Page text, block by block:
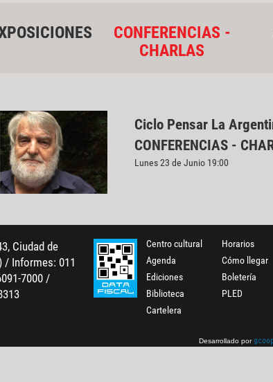
CONFERENCIAS -
CHARLAS
Ciclo Pensar La
CONFERENCIAS -
Lunes 23 de Junio 19:00
Ciudad de
/ Informes: 011
7000 /
Centro cultural
Agenda
Ediciones
Biblioteca
Cartelera
Horarios
Cómo llegar
Boletería
PLED
Desarrollado por